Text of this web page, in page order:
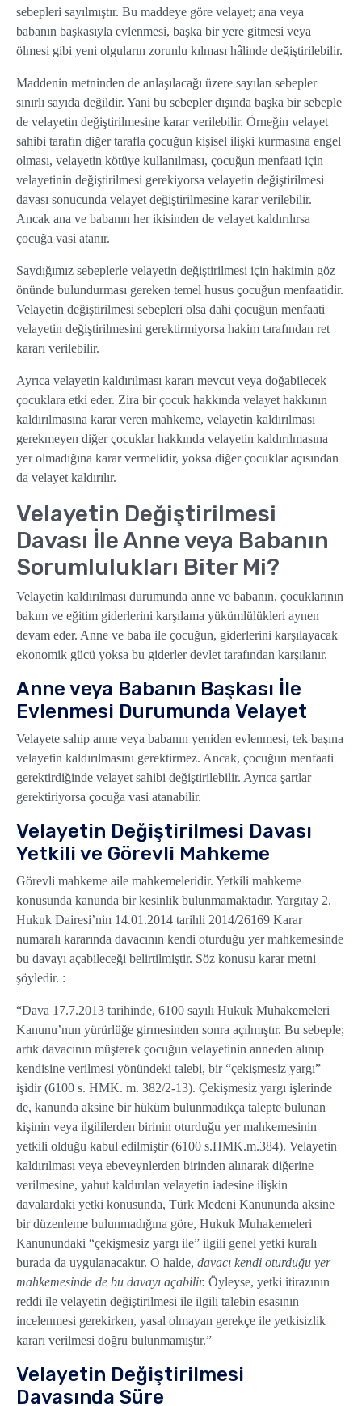
sebepleri sayılmıştır. Bu maddeye göre velayet; ana veya
babanın başkasıyla evlenmesi, başka bir yere gitmesi veya
ölmesi gibi yeni olguların zorunlu kılması hâlinde değiştirilebilir.
Maddenin metninden de anlaşılacağı üzere sayılan sebepler
sınırlı sayıda değildir. Yani bu sebepler dışında başka bir sebeple
de velayetin değiştirilmesine karar verilebilir. Örneğin velayet
sahibi tarafın diğer tarafla çocuğun kişisel ilişki kurmasına engel
olması, velayetin kötüye kullanılması, çocuğun menfaati için
velayetinin değiştirilmesi gerekiyorsa velayetin değiştirilmesi
davası sonucunda velayet değiştirilmesine karar verilebilir.
Ancak ana ve babanın her ikisinden de velayet kaldırılırsa
çocuğa vasi atanır.
Saydığımız sebeplerle velayetin değiştirilmesi için hakimin göz
önünde bulundurması gereken temel husus çocuğun menfaatidir.
Velayetin değiştirilmesi sebepleri olsa dahi çocuğun menfaati
velayetin değiştirilmesini gerektirmiyorsa hakim tarafından ret
kararı verilebilir.
Ayrıca velayetin kaldırılması kararı mevcut veya doğabilecek
çocuklara etki eder. Zira bir çocuk hakkında velayet hakkının
kaldırılmasına karar veren mahkeme, velayetin kaldırılması
gerekmeyen diğer çocuklar hakkında velayetin kaldırılmasına
yer olmadığına karar vermelidir, yoksa diğer çocuklar açısından
da velayet kaldırılır.
Velayetin Değiştirilmesi
Davası İle Anne veya Babanın
Sorumlulukları Biter Mi?
Velayetin kaldırılması durumunda anne ve babanın, çocuklarının
bakım ve eğitim giderlerini karşılama yükümlülükleri aynen
devam eder. Anne ve baba ile çocuğun, giderlerini karşılayacak
ekonomik gücü yoksa bu giderler devlet tarafından karşılanır.
Anne veya Babanın Başkası İle
Evlenmesi Durumunda Velayet
Velayete sahip anne veya babanın yeniden evlenmesi, tek başına
velayetin kaldırılmasını gerektirmez. Ancak, çocuğun menfaati
gerektirdiğinde velayet sahibi değiştirilebilir. Ayrıca şartlar
gerektiriyorsa çocuğa vasi atanabilir.
Velayetin Değiştirilmesi Davası
Yetkili ve Görevli Mahkeme
Görevli mahkeme aile mahkemeleridir. Yetkili mahkeme
konusunda kanunda bir kesinlik bulunmamaktadır. Yargıtay 2.
Hukuk Dairesi’nin 14.01.2014 tarihli 2014/26169 Karar
numaralı kararında davacının kendi oturduğu yer mahkemesinde
bu davayı açabileceği belirtilmiştir. Söz konusu karar metni
şöyledir. :
“Dava 17.7.2013 tarihinde, 6100 sayılı Hukuk Muhakemeleri
Kanunu’nun yürürlüğe girmesinden sonra açılmıştır. Bu sebeple;
artık davacının müşterek çocuğun velayetinin anneden alınıp
kendisine verilmesi yönündeki talebi, bir “çekişmesiz yargı”
işidir (6100 s. HMK. m. 382/2-13). Çekişmesiz yargı işlerinde
de, kanunda aksine bir hüküm bulunmadıkça talepte bulunan
kişinin veya ilgililerden birinin oturduğu yer mahkemesinin
yetkili olduğu kabul edilmiştir (6100 s.HMK.m.384). Velayetin
kaldırılması veya ebeveynlerden birinden alınarak diğerine
verilmesine, yahut kaldırılan velayetin iadesine ilişkin
davalardaki yetki konusunda, Türk Medeni Kanununda aksine
bir düzenleme bulunmadığına göre, Hukuk Muhakemeleri
Kanunundaki “çekişmesiz yargı ile” ilgili genel yetki kuralı
burada da uygulanacaktır. O halde, davacı kendi oturduğu yer
mahkemesinde de bu davayı açabilir. Öyleyse, yetki itirazının
reddi ile velayetin değiştirilmesi ile ilgili talebin esasının
incelenmesi gerekirken, yasal olmayan gerekçe ile yetkisizlik
kararı verilmesi doğru bulunmamıştır.”
Velayetin Değiştirilmesi
Davasında Süre